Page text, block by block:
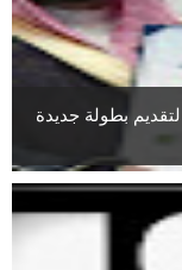
لتقديم بطولة جديدة